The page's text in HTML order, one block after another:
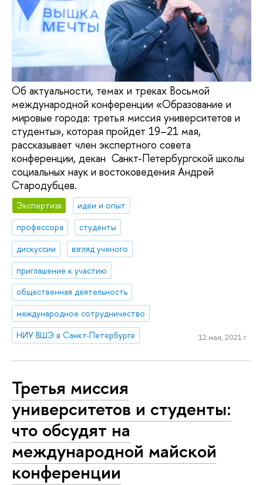
Об актуальности, темах и треках Восьмой
международной конференции «Образование и
мировые города: третья миссия университетов и
студенты», которая пройдет 19–21 мая,
рассказывает член экспертного совета
конференции, декан Санкт-Петербургской школы
социальных наук и востоковедения Андрей
Стародубцев.
Экспертиза
идеи и опыт
профессора
студенты
дискуссии
взгляд ученого
приглашение к участию
общественная деятельность
международное сотрудничество
НИУ ВШЭ в Санкт-Петербурге
12 мая, 2021 г.
Третья миссия
университетов и студенты:
что обсудят на
международной майской
конференции